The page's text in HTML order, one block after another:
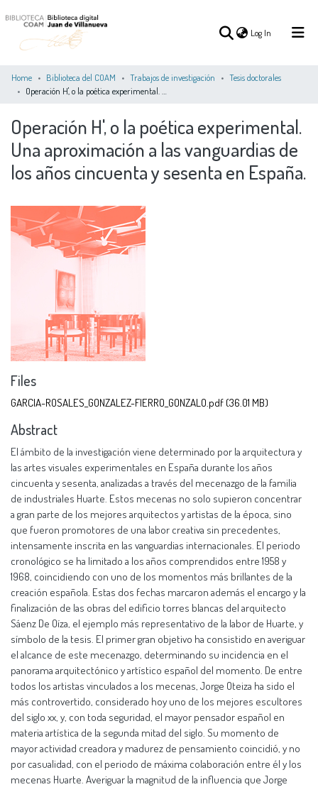
Log In (current)
COMMUNITIES
COLLECTIONS
ALL OF DSPACE
STATISTICS
Home Biblioteca del COAM Trabajos de investigación
Tesis doctorales
Operación H', o la poética experimental.
Una aproximación a las vanguardias de
los años cincuenta y sesenta en España.
Files
GARCIA-ROSALES_GONZALEZ-FIERRO_GONZALO.pdf (36.01 MB)
Abstract
El ámbito de la investigación viene determinado por la arquitectura y
las artes visuales experimentales en España durante los años
cincuenta y sesenta, analizadas a través del mecenazgo de la familia
de industriales Huarte. Estos mecenas no solo supieron concentrar
a gran parte de los mejores arquitectos y artistas de la época, sino
que fueron promotores de una labor creativa sin precedentes,
intensamente inscrita en las vanguardias internacionales. El periodo
cronológico se ha limitado a los años comprendidos entre 1958 y
1968, coincidiendo con uno de los momentos más brillantes de la
creación española. Estas dos fechas marcaron además el encargo y la
finalización de las obras del edificio torres blancas del arquitecto
Sáenz De Oíza, el ejemplo más representativo de la labor de Huarte, y
símbolo de la tesis. El primer gran objetivo ha consistido en averiguar
el alcance de este mecenazgo, determinando su incidencia en el
panorama arquitectónico y artístico español del momento. De entre
todos los artistas vinculados a los mecenas, Jorge Oteiza ha sido el
más controvertido, considerado hoy uno de los mejores escultores
del siglo xx, y, con toda seguridad, el mayor pensador español en
materia artística de la segunda mitad del siglo. Su momento de
mayor actividad creadora y madurez de pensamiento coincidió, y no
por casualidad, con el periodo de máxima colaboración entre él y los
mecenas Huarte. Averiguar la magnitud de la influencia que Jorge